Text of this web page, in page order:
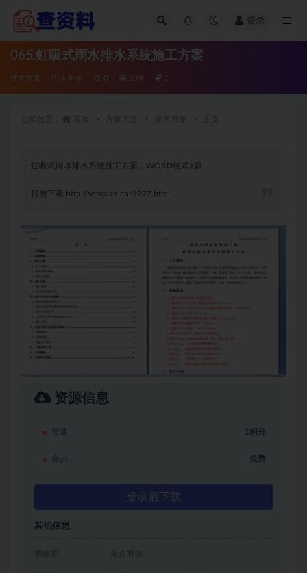
登录
065.虹吸式雨水排水系统施工方案
技术方案 6 年前 0 2.9K 1
虹吸式雨水排水系统施工方案，WORD格式1篇
打包下载 http://sosquan.cn/1977.html
资源信息
普通 1积分
会员 免费
登录后下载
其他信息
有效期 永久有效